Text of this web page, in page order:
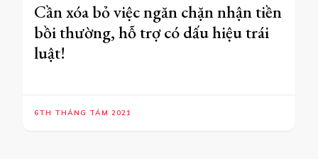
Cần xóa bỏ việc ngăn chặn nhận tiền
bồi thường, hỗ trợ có dấu hiệu trái
luật!
6TH THÁNG TÁM 2021